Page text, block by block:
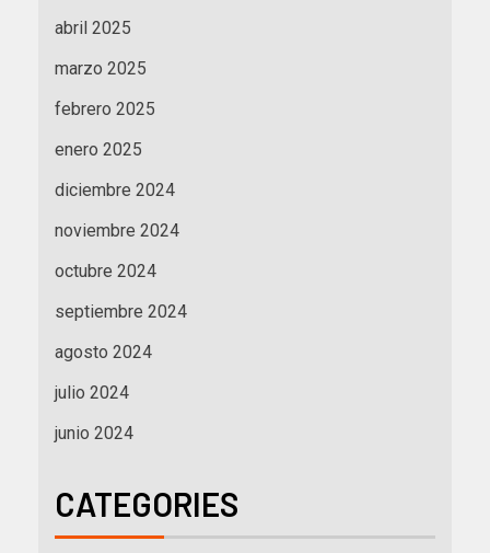
abril 2025
marzo 2025
febrero 2025
enero 2025
diciembre 2024
noviembre 2024
octubre 2024
septiembre 2024
agosto 2024
julio 2024
junio 2024
CATEGORIES